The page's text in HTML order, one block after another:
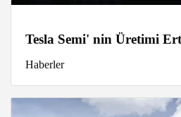
Tesla Semi' nin Üretimi
Haberler